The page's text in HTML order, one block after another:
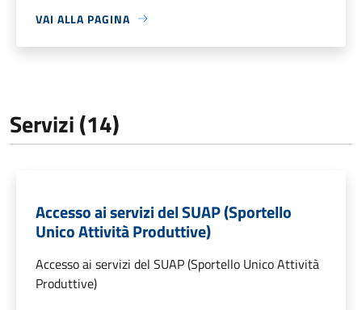
VAI ALLA PAGINA
Servizi (14)
Accesso ai servizi del SUAP (Sportello
Unico Attività Produttive)
Accesso ai servizi del SUAP (Sportello Unico Attività
Produttive)